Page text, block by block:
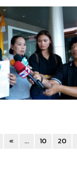
« ... 10 20